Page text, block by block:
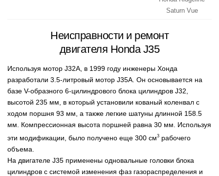
Saturn Vue
Неисправности и ремонт
двигателя Honda J35
Используя мотор J32A, в 1999 году инженеры Хонда
разработали 3.5-литровый мотор J35A. Он основывается на
базе V-образного 6-цилиндрового блока цилиндров J32,
высотой 235 мм, в который установили кованый коленвал с
ходом поршня 93 мм, а также легкие шатуны длинной 158.5
мм. Компрессионная высота поршней равна 30 мм. Используя
эти модификации, было получено еще 300 см3 рабочего
объема.
На двигателе J35 применены одновальные головки блока
цилиндров с системой изменения фаз газораспределения и